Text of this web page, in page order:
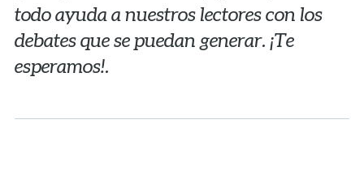
todo ayuda a nuestros lectores con los
debates que se puedan generar. ¡Te
esperamos!.